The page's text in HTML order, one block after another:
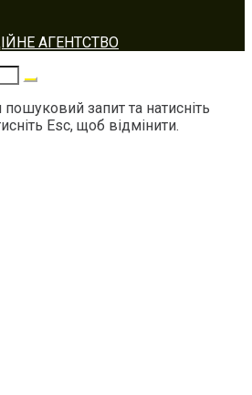
АГЕНТСТВО
запит та натисніть
Esc, щоб відмінити.